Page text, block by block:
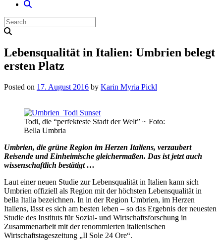
Lebensqualität in Italien: Umbrien belegt
ersten Platz
Posted on 17. August 2016 by Karin Myria Pickl
Todi, die “perfekteste Stadt der Welt” ~ Foto:
Bella Umbria
Umbrien, die grüne Region im Herzen Italiens, verzaubert
Reisende und Einheimische gleichermaßen. Das ist jetzt auch
wissenschaftlich bestätigt …
Laut einer neuen Studie zur Lebensqualität in Italien kann sich
Umbrien offiziell als Region mit der höchsten Lebensqualität in
bella Italia bezeichnen. In in der Region Umbrien, im Herzen
Italiens, lässt es sich am besten leben – so das Ergebnis der neuesten
Studie des Instituts für Sozial- und Wirtschaftsforschung in
Zusammenarbeit mit der renommierten italienischen
Wirtschaftstageszeitung „Il Sole 24 Ore“.